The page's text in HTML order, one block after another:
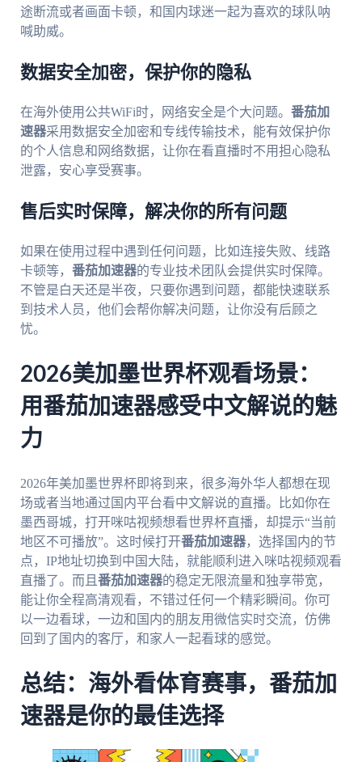
途断流或者画面卡顿，和国内球迷一起为喜欢的球队呐
喊助威。
数据安全加密，保护你的隐私
在海外使用公共WiFi时，网络安全是个大问题。 番茄加
速器采用数据安全加密和专线传输技术，能有效保护你
的个人信息和网络数据，让你在看直播时不用担心隐私
泄露，安心享受赛事。
售后实时保障，解决你的所有问题
如果在使用过程中遇到任何问题，比如连接失败、线路
卡顿等， 番茄加速器的专业技术团队会提供实时保障。
不管是白天还是半夜，只要你遇到问题，都能快速联系
到技术人员，他们会帮你解决问题，让你没有后顾之
忧。
2026美加墨世界杯观看场景：
用番茄加速器感受中文解说的魅
力
2026年美加墨世界杯即将到来，很多海外华人都想在现
场或者当地通过国内平台看中文解说的直播。比如你在
墨西哥城，打开咪咕视频想看世界杯直播，却提示“当前
地区不可播放”。这时候打开番茄加速器，选择国内的节
点，IP地址切换到中国大陆，就能顺利进入咪咕视频观看
直播了。而且 番茄加速器的稳定无限流量和独享带宽，
能让你全程高清观看，不错过任何一个精彩瞬间。你可
以一边看球，一边和国内的朋友用微信实时交流，仿佛
回到了国内的客厅，和家人一起看球的感觉。
总结：海外看体育赛事，番茄加
速器是你的最佳选择